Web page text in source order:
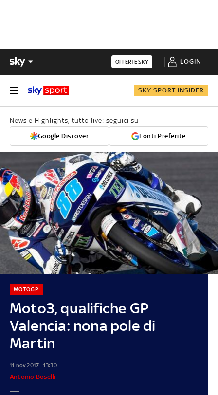
OFFERTE SKY LOGIN
SKY SPORT INSIDER
News e Highlights, tutto live: seguici su
Google Discover Fonti Preferite
Moto3, qualifiche GP
Valencia: nona pole di
Martin
MOTOGP
11 nov 2017 - 13:30
Antonio Boselli